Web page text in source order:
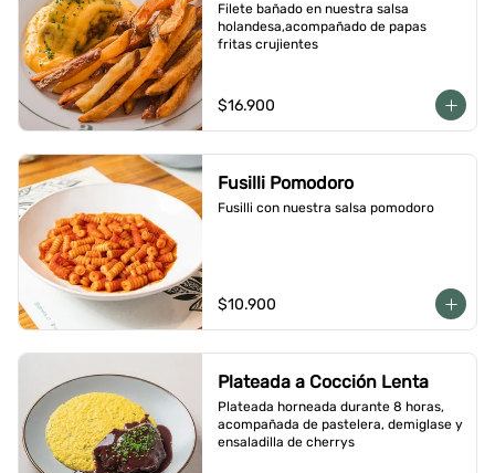
Filete bañado en nuestra salsa
holandesa,acompañado de papas
fritas crujientes
$16.900
Fusilli Pomodoro
Fusilli con nuestra salsa pomodoro
$10.900
Plateada a Cocción Lenta
Plateada horneada durante 8 horas,
acompañada de pastelera, demiglase y
ensaladilla de cherrys